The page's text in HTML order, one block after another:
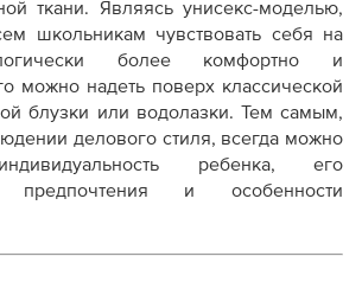
ткани. Являясь унисекс-моделью,
школьникам чувствовать себя на
более комфортно и
можно надеть поверх классической
блузки или водолазки. Тем самым,
делового стиля, всегда можно
ребенка, его
предпочтения и особенности